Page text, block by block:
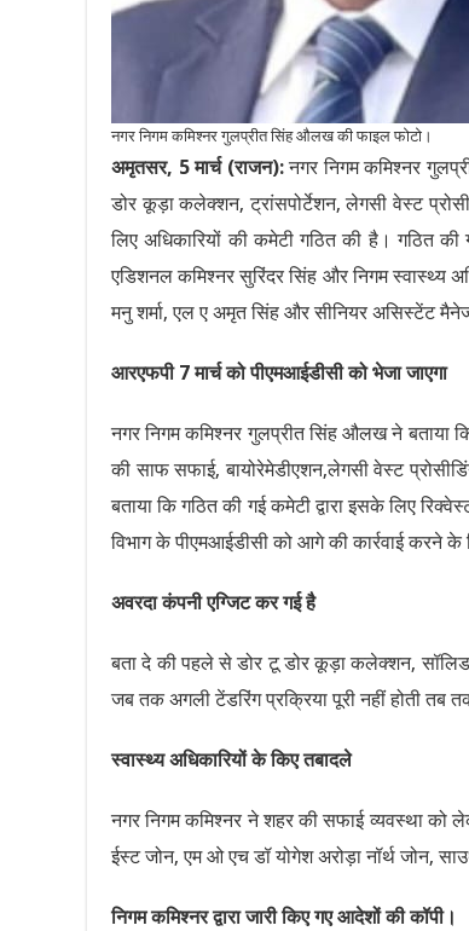
नगर निगम कमिश्नर गुलप्रीत सिंह औलख की फाइल फोटो।
अमृतसर, 5 मार्च (राजन):नगर निगम कमिश्नर
डोर कूड़ा कलेक्शन, ट्रांसपोर्टेशन, लेगसी वेस्ट
लिए अधिकारियों की कमेटी गठित की है। गठित
एडिशनल कमिश्नर सुरिंदर सिंह और निगम स्वास्थ्य
मनु शर्मा, एल ए अमृत सिंह और सीनियर असिस्टेंट
आरएफपी 7 मार्च को पीएमआईडीसी को भेजा जाएगा
नगर निगम कमिश्नर गुलप्रीत सिंह औलख ने बताया
की साफ सफाई, बायोरेमेडीएशन,लेगसी वेस्ट
बताया कि गठित की गई कमेटी द्वारा इसके लिए
विभाग के पीएमआईडीसी को आगे की कार्रवाई करने के
अवरदा कंपनी एग्जिट कर गई है
बता दे की पहले से डोर टू डोर कूड़ा कलेक्शन,
जब तक अगली टेंडरिंग प्रक्रिया पूरी नहीं होती तब
स्वास्थ्य अधिकारियों के किए तबादले
नगर निगम कमिश्नर ने शहर की सफाई व्यवस्था को
ईस्ट जोन, एम ओ एच डॉ योगेश अरोड़ा नॉर्थ जोन,
निगम कमिश्नर द्वारा जारी किए गए आदेशों की कॉपी।